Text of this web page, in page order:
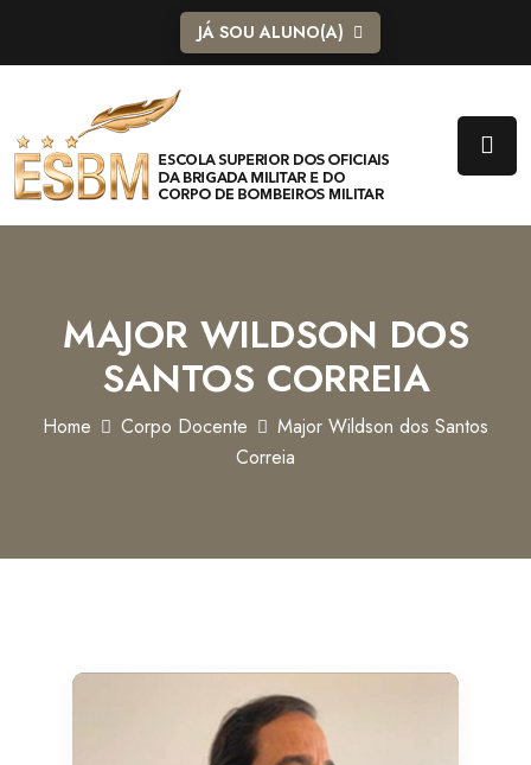
JÁ SOU ALUNO(A)
MAJOR WILDSON DOS
SANTOS CORREIA
Home Corpo Docente
Major Wildson dos Santos
Correia